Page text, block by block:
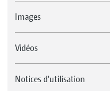
Images
Vidéos
Notices d'utilisation